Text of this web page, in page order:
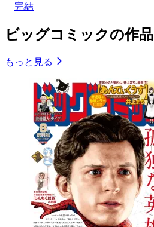
完結
ビッグコミックの作品
もっと見る